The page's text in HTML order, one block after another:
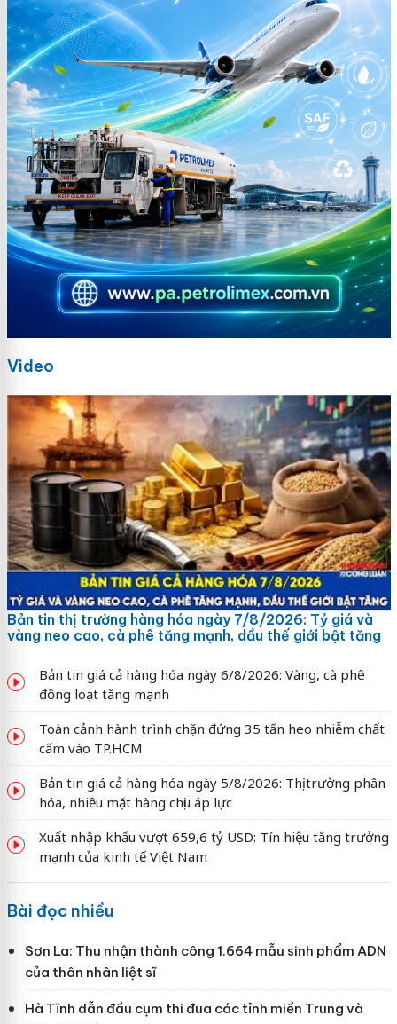
Video
Bản tin thị trường hàng hóa ngày 7/8/2026: Tỷ giá và
vàng neo cao, cà phê tăng mạnh, dầu thế giới bật tăng
Bản tin giá cả hàng hóa ngày 6/8/2026: Vàng, cà phê
đồng loạt tăng mạnh
Toàn cảnh hành trình chặn đứng 35 tấn heo nhiễm chất
cấm vào TP.HCM
Bản tin giá cả hàng hóa ngày 5/8/2026: Thị trường phân
hóa, nhiều mặt hàng chịu áp lực
Xuất nhập khẩu vượt 659,6 tỷ USD: Tín hiệu tăng trưởng
mạnh của kinh tế Việt Nam
Bài đọc nhiều
Sơn La: Thu nhận thành công 1.664 mẫu sinh phẩm ADN
của thân nhân liệt sĩ
Hà Tĩnh dẫn đầu cụm thi đua các tỉnh miền Trung và